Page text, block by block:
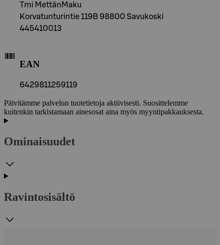
Tmi MettänMaku
Korvatunturintie 119B 98800 Savukoski
445410013
EAN
6429811259119
Päivitämme palvelun tuotetietoja aktiivisesti. Suosittelemme
kuitenkin tarkistamaan ainesosat aina myös myyntipakkauksesta.
Ominaisuudet
Ravintosisältö